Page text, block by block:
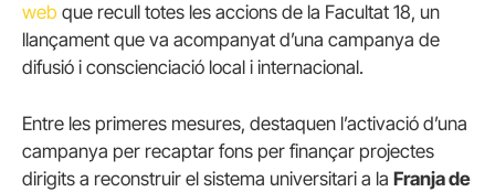
web que recull totes les accions de la Facultat 18, un
llançament que va acompanyat d’una campanya de
difusió i conscienciació local i internacional.
Entre les primeres mesures, destaquen l’activació d’una
campanya per recaptar fons per finançar projectes
dirigits a reconstruir el sistema universitari a la Franja de